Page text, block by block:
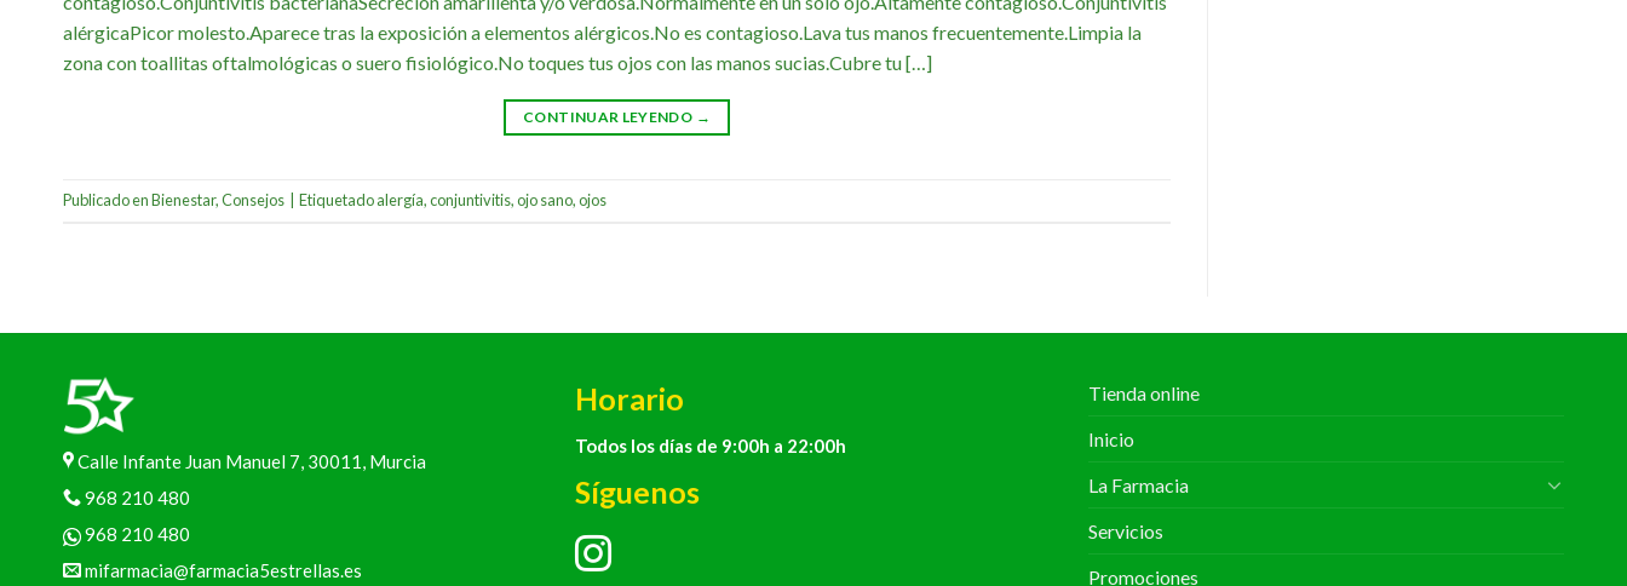
alérgicaPicor molesto.Aparece tras la exposición a elementos alérgicos.No es contagioso.Lava tus manos frecuentemente.Limpia la
zona con toallitas oftalmológicas o suero fisiológico.No toques tus ojos con las manos sucias.Cubre tu […]
CONTINUAR LEYENDO →
Publicado enBienestar,Consejos Etiquetadoalergía,conjuntivitis,ojo sano,ojos
Calle Infante Juan Manuel 7, 30011, Murcia
968 210 480
968 210 480
mifarmacia@farmacia5estrellas.es
Horario
Todos los días de 9:00h a 22:00h
Síguenos
Tienda online
Inicio
La Farmacia
Servicios
Promociones